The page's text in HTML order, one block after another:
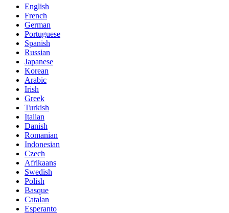
English
French
German
Portuguese
Spanish
Russian
Japanese
Korean
Arabic
Irish
Greek
Turkish
Italian
Danish
Romanian
Indonesian
Czech
Afrikaans
Swedish
Polish
Basque
Catalan
Esperanto